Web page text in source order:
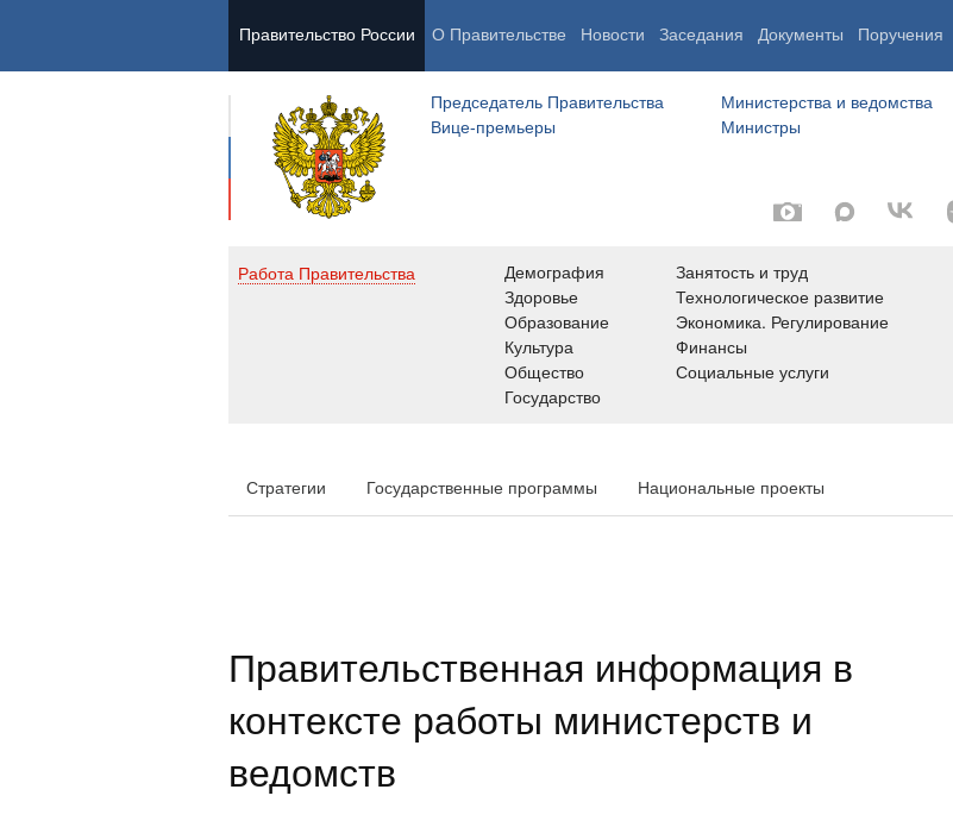
Правительство России О Правительстве Новости Заседания Документы Поручения
Председатель Правительства
Вице-премьеры
Министерства и ведомства
Министры
Работа Правительства
Демография
Здоровье
Образование
Культура
Общество
Государство
Занятость и труд
Технологическое развитие
Экономика. Регулирование
Финансы
Социальные услуги
Стратегии Государственные программы Национальные проекты
Правительственная информация в
контексте работы министерств и
ведомств